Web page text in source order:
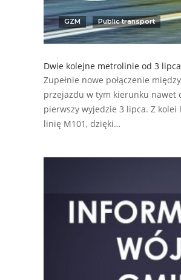
GZM Public transport
Dwie kolejne metrolinie od 3
Zupełnie nowe połączenie
przejazdu w tym kierunku nawet
pierwszy wyjedzie 3 lipca. Z
linię M101, dzięki…